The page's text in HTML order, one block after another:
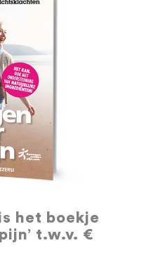
het boekje
t.w.v. €